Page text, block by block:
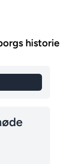
historie